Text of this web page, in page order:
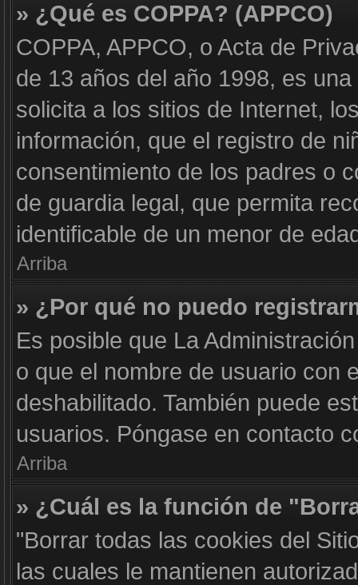
» ¿Qué es COPPA? (APPCO)
COPPA, APPCO, o Acta de
de 13 años del año 1998, es
solicita a los sitios de Internet,
información, que el registro de
consentimiento de los padres o
de guardia legal, que permita
identificable de un menor de
Arriba
» ¿Por qué no puedo
Es posible que La
o que el nombre de usuario con
deshabilitado. También puede
usuarios. Póngase en contacto
Arriba
» ¿Cuál es la función de
"Borrar todas las cookies del
las cuales le mantienen